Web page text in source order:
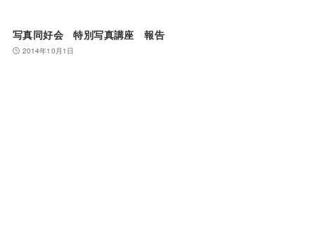
写真同好会 特別写真講座 報告
2014年10月1日